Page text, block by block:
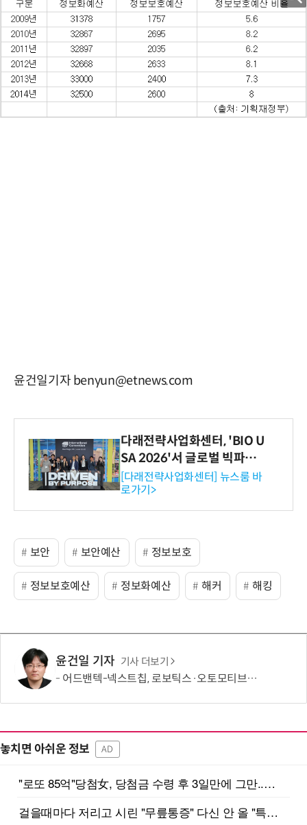
윤건일기자 benyun@etnews.com
다래전략사업화센터, 'BIO U
SA 2026'서 글로벌 빅파마
와의 비즈니스 미팅 지원…K
-바이오 해외 진출 교두보 확
보
[다래전략사업화센터] 뉴스룸 바
로가기>
보안 보안예산 정보보호
정보보호예산 정보화예산 해커 해킹
윤건일 기자 기사 더보기
어드밴텍-넥스트칩, 로보틱스·오토모티브용 ECU 개발 협력
놓치면 아쉬운 정보 AD